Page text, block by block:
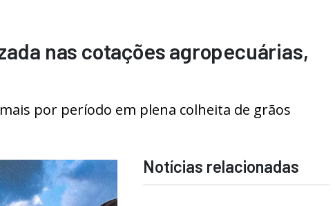
nas cotações agropecuárias,
por período em plena colheita de grãos
Notícias relacionadas